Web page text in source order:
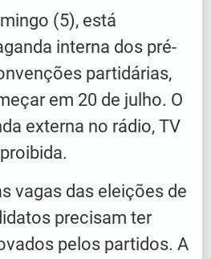
(5), está
interna dos pré-
partidárias,
em 20 de julho. O
externa no rádio, TV
vagas das eleições de
precisam ter
pelos partidos. A